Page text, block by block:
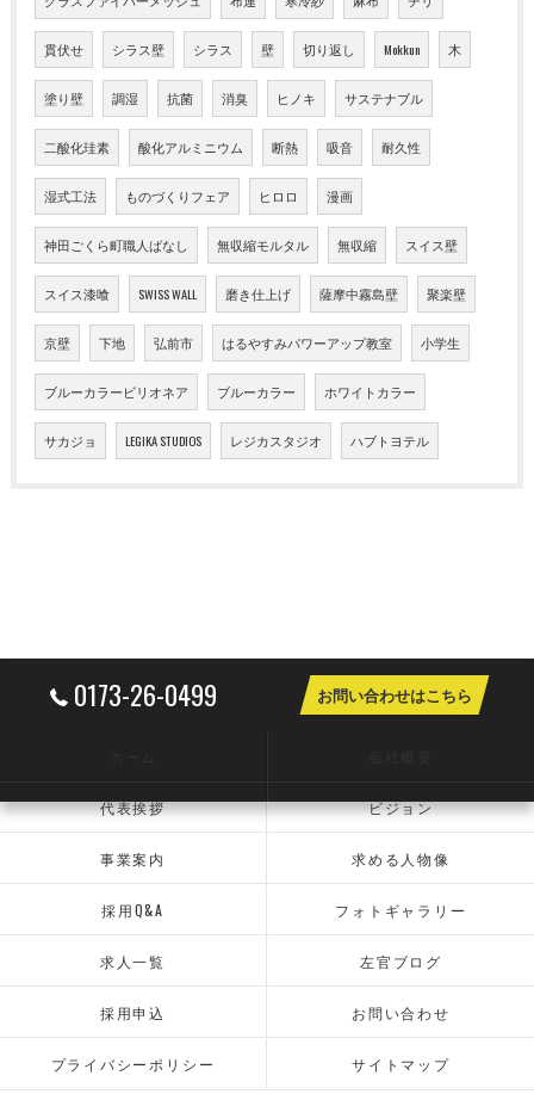
貫伏せ シラス壁 シラス 壁 切り返し Mokkun 木
塗り壁 調湿 抗菌 消臭 ヒノキ サステナブル
二酸化珪素 酸化アルミニウム 断熱 吸音 耐久性
湿式工法 ものづくりフェア ヒロロ 漫画
神田ごくら町職人ばなし 無収縮モルタル 無収縮 スイス壁
スイス漆喰 SWISS WALL 磨き仕上げ 薩摩中霧島壁 聚楽壁
京壁 下地 弘前市 はるやすみパワーアップ教室 小学生
ブルーカラービリオネア ブルーカラー ホワイトカラー
サカジョ LEGIKA STUDIOS レジカスタジオ ハブトヨテル
0173-26-0499 お問い合わせはこちら
代表挨拶 ビジョン
事業案内 求める人物像
採用Q&A フォトギャラリー
求人一覧 左官ブログ
採用申込 お問い合わせ
プライバシーポリシー サイトマップ